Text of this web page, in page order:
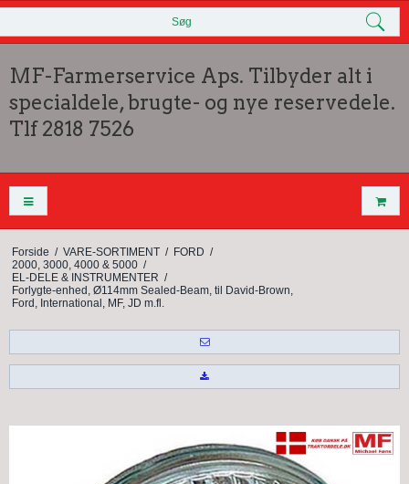
Søg
MF-Farmerservice Aps. Tilbyder alt i
specialdele, brugte- og nye reservedele.
Tlf 2818 7526
Forside / VARE-SORTIMENT / FORD /
2000, 3000, 4000 & 5000 /
EL-DELE & INSTRUMENTER /
Forlygte-enhed, Ø114mm Sealed-Beam, til David-Brown,
Ford, International, MF, JD m.fl.